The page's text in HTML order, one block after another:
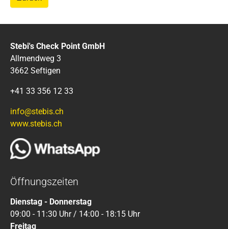
Stebi's Check Point GmbH
Allmendweg 3
3662 Seftigen
+41 33 356 12 33
info@stebis.ch
www.stebis.ch
Öffnungszeiten
Dienstag - Donnerstag
09:00 - 11:30 Uhr / 14:00 - 18:15 Uhr
Freitag